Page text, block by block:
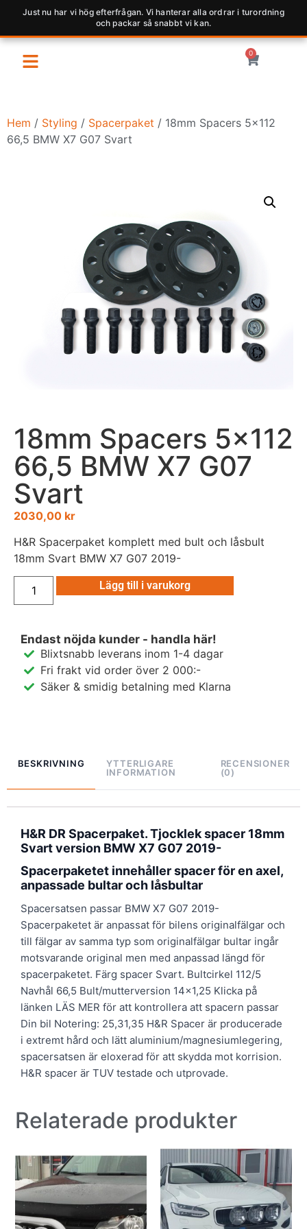
Just nu har vi hög efterfrågan. Vi hanterar alla ordrar i turordning
och packar så snabbt vi kan.
0
Hem / Styling / Spacerpaket / 18mm Spacers 5×112
66,5 BMW X7 G07 Svart
18mm Spacers 5×112
66,5 BMW X7 G07
Svart
2030,00 kr
H&R Spacerpaket komplett med bult och låsbult
18mm Svart BMW X7 G07 2019-
Lägg till i varukorg
Endast nöjda kunder - handla här!
Blixtsnabb leverans inom 1-4 dagar
Fri frakt vid order över 2 000:-
Säker & smidig betalning med Klarna
BESKRIVNING
YTTERLIGARE
INFORMATION
RECENSIONER
(0)
H&R DR Spacerpaket. Tjocklek spacer 18mm
Svart version BMW X7 G07 2019-
Spacerpaketet innehåller spacer för en axel,
anpassade bultar och låsbultar
Spacersatsen passar BMW X7 G07 2019-
Spacerpaketet är anpassat för bilens originalfälgar och
till fälgar av samma typ som originalfälgar bultar ingår
motsvarande original men med anpassad längd för
spacerpaketet. Färg spacer Svart. Bultcirkel 112/5
Navhål 66,5 Bult/mutterversion 14×1,25 Klicka på
länken LÄS MER för att kontrollera att spacern passar
Din bil Notering: 25,31,35 H&R Spacer är producerade
i extremt hård och lätt aluminium/magnesiumlegering,
spacersatsen är eloxerad för att skydda mot korrision.
H&R spacer är TUV testade och utprovade.
Relaterade produkter